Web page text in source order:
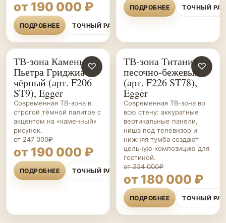
от 190 000 ₽
ПОДРОБНЕЕ ТОЧНЫЙ РАСЧЁТ
ПОДРОБНЕЕ ТОЧНЫЙ
ГОСТИНЫЕ НА ЗАКАЗ
♡
ТВ-зона Камень
Пьетра Гриджиа
чёрный (арт. F206
ST9), Egger
Современная ТВ-зона в
строгой тёмной палитре с
акцентом на «каменный»
рисунок.
от 247 000₽
от 190 000 ₽
ПОДРОБНЕЕ ТОЧНЫЙ РАСЧЁТ
ГОСТИНЫЕ НА ЗАКАЗ
♡
ТВ-зона Титанит
песочно-бежевый
(арт. F226 ST78),
Egger
Современная ТВ-зона во
всю стену: аккуратные
вертикальные панели,
ниша под телевизор и
нижняя тумба создают
цельную композицию для
гостиной.
от 234 000₽
от 180 000 ₽
ПОДРОБНЕЕ ТОЧНЫЙ